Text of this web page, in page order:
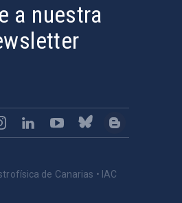
a nuestra
de Canarias • IAC